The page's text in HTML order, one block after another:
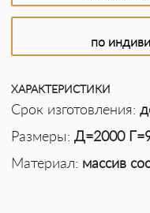
по
ХАРАКТЕРИСТИКИ
Срок изготовления:
Размеры: Д=2000
Материал: массив